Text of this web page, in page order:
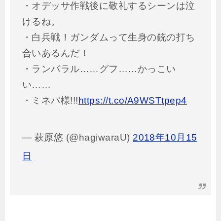
・オデッサ作戦後に敬礼するシーンは泣
けるね。
・白兵戦！ガンダムって生身の銃の打ち
合いあるんだ！
・ランバラル……グフ……かっこい
い……
・ミネバ様!!! https://t.co/A9WSTtpep4
— 萩原悠 (@hagiwaraU) 2018年10月15
日